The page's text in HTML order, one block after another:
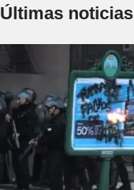
Últimas noticias